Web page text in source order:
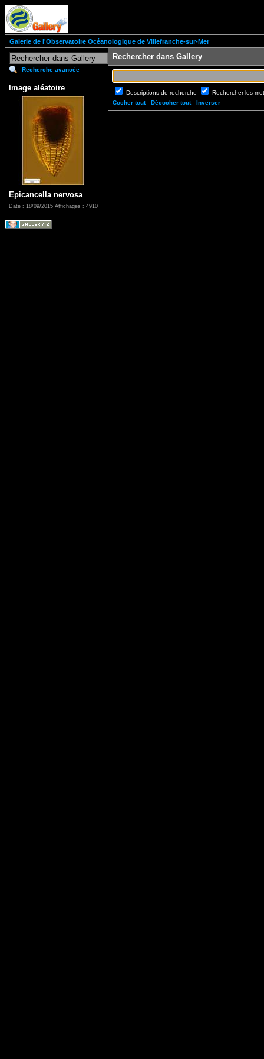
Galerie de l'Observatoire Océanologique de Villefranche-sur-Mer
Recherche avancée
Image aléatoire
Epicancella nervosa
Date : 18/09/2015 Affichages : 4910
Rechercher dans Gallery
Descriptions de recherche
Rechercher les
Cocher tout
Décocher tout Inverser